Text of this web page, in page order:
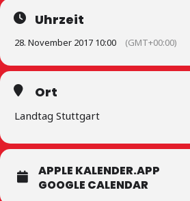
Uhrzeit
28. November 2017 10:00 (GMT+00:00)
Ort
Landtag Stuttgart
APPLE KALENDER.APP
GOOGLE CALENDAR